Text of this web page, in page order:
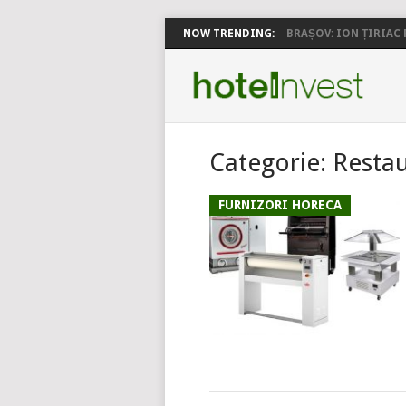
NOW TRENDING: BRAȘOV: ION ȚIRIAC
Categorie:
FURNIZORI HORECA